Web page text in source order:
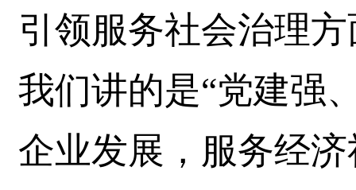
引领服务社会治理
我们讲的是“党建强
企业发展，服务经